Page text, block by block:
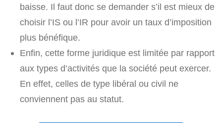
baisse. Il faut donc se demander s’il est mieux de
choisir l’IS ou l’IR pour avoir un taux d’imposition
plus bénéfique.
Enfin, cette forme juridique est limitée par rapport
aux types d’activités que la société peut exercer.
En effet, celles de type libéral ou civil ne
conviennent pas au statut.